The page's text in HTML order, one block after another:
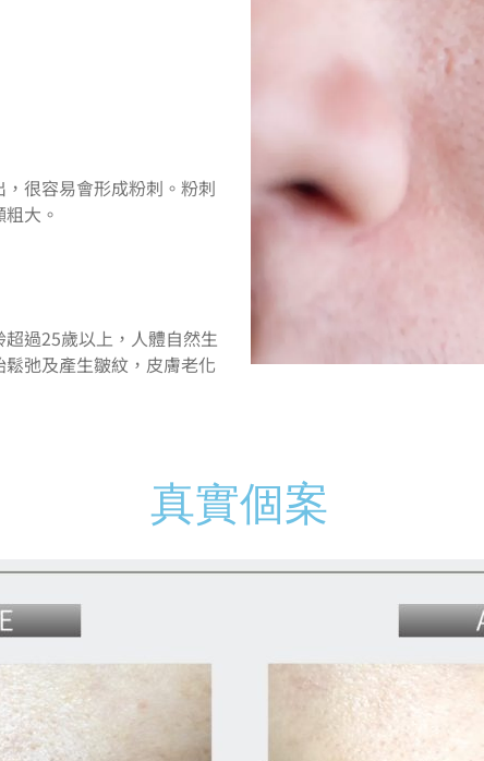
很容易會形成粉刺。粉刺
大。
超過25歲以上，人體自然生
弛及產生皺紋， 皮膚老化
真實個案